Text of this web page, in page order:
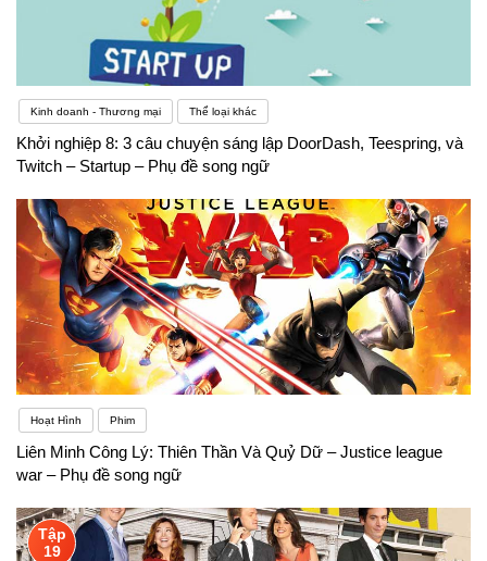
Kinh doanh - Thương mại Thể loại khác
Khởi nghiệp 8: 3 câu chuyện sáng lập DoorDash, Teespring, và
Twitch – Startup – Phụ đề song ngữ
Hoạt Hình Phim
Liên Minh Công Lý: Thiên Thần Và Quỷ Dữ – Justice league
war – Phụ đề song ngữ
Tập
19